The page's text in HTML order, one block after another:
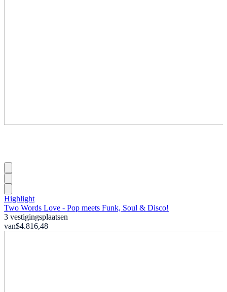
Highlight
Two Words Love - Pop meets Funk, Soul & Disco!
3 vestigingsplaatsen
van$4.816,48